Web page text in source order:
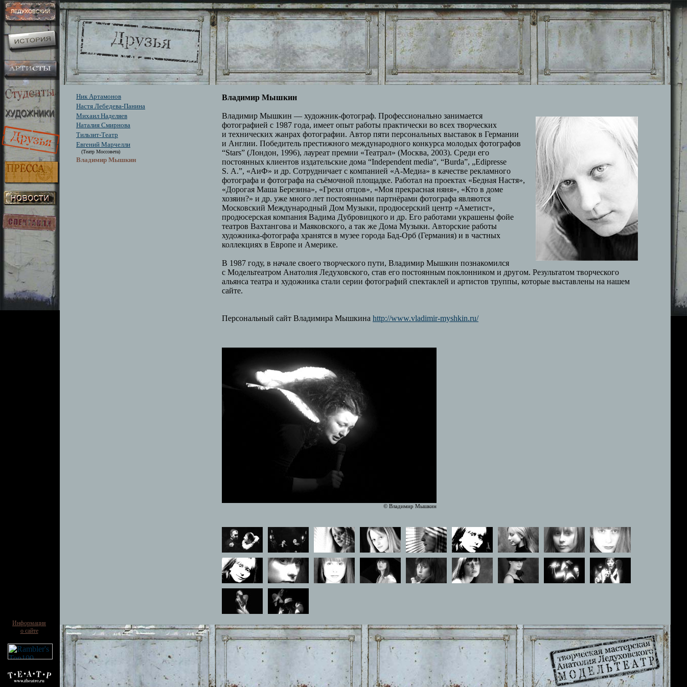
Ник Артамонов
Настя Лебедева-Панина
Михаил Наделяев
Наталия Смирнова
Тильзит-Театр
Евгений Марчелли
(Театр Моссовета)
Владимир Мышкин
Владимир Мышкин
Владимир Мышкин — художник-фотограф. Профессионально занимается
фотографией с 1987 года, имеет опыт работы практически во всех творческих
и технических жанрах фотографии. Автор пяти персональных выставок в Германии
и Англии. Победитель престижного международного конкурса молодых фотографов
“Stars” (Лондон, 1996), лауреат премии «Театрал» (Москва, 2003). Среди его
постоянных клиентов издательские дома “Independent media“, “Burda”, „Edipresse
S. A.”, «АиФ» и др. Сотрудничает с компанией «А-Медиа» в качестве рекламного
фотографа и фотографа на съёмочной площадке. Работал на проектах «Бедная Настя»,
«Дорогая Маша Березина», «Грехи отцов», «Моя прекрасная няня», «Кто в доме
хозяин?» и др. уже много лет постоянными партнёрами фотографа являются
Московский Международный Дом Музыки, продюсерский центр «Аметист»,
продюсерская компания Вадима Дубровицкого и др. Его работами украшены фойе
театров Вахтангова и Маяковского, а так же Дома Музыки. Авторские работы
художника-фотографа хранятся в музее города Бад-Орб (Германия) и в частных
коллекциях в Европе и Америке.
В 1987 году, в начале своего творческого пути, Владимир Мышкин познакомился
с Модельтеатром Анатолия Ледуховского, став его постоянным поклонником и другом. Результатом творческого
альянса театра и художника стали серии фотографий спектаклей и артистов труппы, которые выставлены на нашем
сайте.
Персональный сайт Владимира Мышкина http://www.vladimir-myshkin.ru/
© Владимир Мышкин
Информация
о сайте